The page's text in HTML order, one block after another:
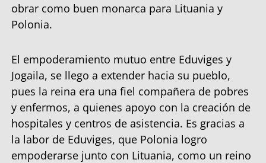
obrar como buen monarca para Lituania y
Polonia.
El empoderamiento mutuo entre Eduviges y
Jogaila, se llego a extender hacia su pueblo,
pues la reina era una fiel compañera de pobres
y enfermos, a quienes apoyo con la creación de
hospitales y centros de asistencia. Es gracias a
la labor de Eduviges, que Polonia logro
empoderarse junto con Lituania, como un reino